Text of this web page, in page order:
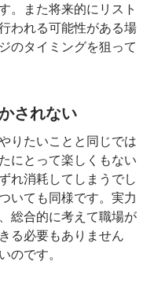
。また将来的にリスト
われる可能性がある場
のタイミングを狙って
されない
りたいことと同じでは
にとって楽しくもない
れ消耗してしまうでし
いても同様です。実力
総合的に考えて職場が
る必要もありません
のです。